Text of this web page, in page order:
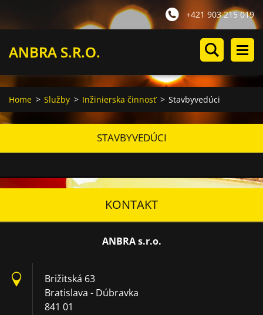
+421 903 215 019
ANBRA S.R.O.
Home > Služby > Inžinierska činnosť > Stavbyvedúci
STAVBYVEDÚCI
KONTAKT
ANBRA s.r.o.
Brižitská 63
Bratislava - Dúbravka
841 01